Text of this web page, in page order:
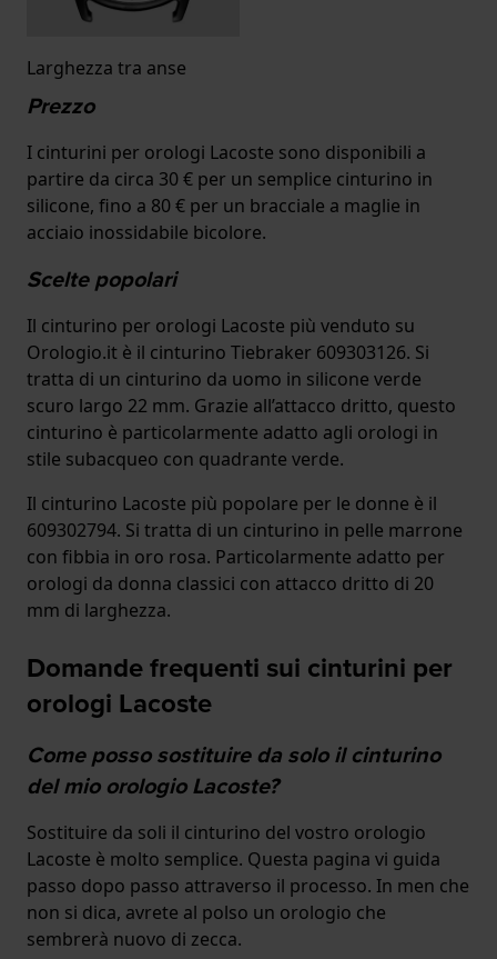
Larghezza tra anse
Prezzo
I cinturini per orologi Lacoste sono disponibili a
partire da circa 30 € per un semplice cinturino in
silicone, fino a 80 € per un bracciale a maglie in
acciaio inossidabile bicolore.
Scelte popolari
Il cinturino per orologi Lacoste più venduto su
Orologio.it è il cinturino Tiebraker 609303126. Si
tratta di un cinturino da uomo in silicone verde
scuro largo 22 mm. Grazie all’attacco dritto, questo
cinturino è particolarmente adatto agli orologi in
stile subacqueo con quadrante verde.
Il cinturino Lacoste più popolare per le donne è il
609302794. Si tratta di un cinturino in pelle marrone
con fibbia in oro rosa. Particolarmente adatto per
orologi da donna classici con attacco dritto di 20
mm di larghezza.
Domande frequenti sui cinturini per
orologi Lacoste
Come posso sostituire da solo il cinturino
del mio orologio Lacoste?
Sostituire da soli il cinturino del vostro orologio
Lacoste è molto semplice. Questa pagina vi guida
passo dopo passo attraverso il processo. In men che
non si dica, avrete al polso un orologio che
sembrerà nuovo di zecca.